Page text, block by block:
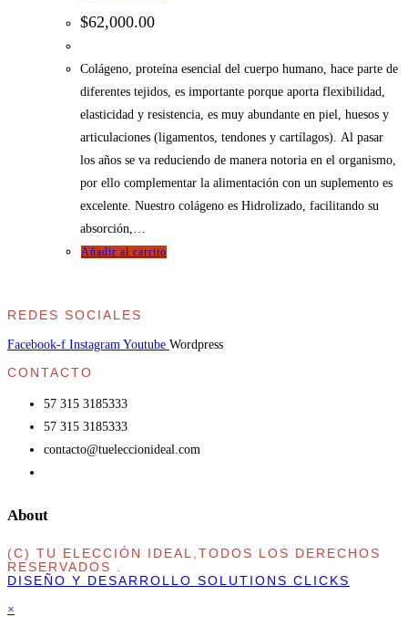
$62,000.00
Colágeno, proteína esencial del cuerpo humano, hace parte de
diferentes tejidos, es importante porque aporta flexibilidad,
elasticidad y resistencia, es muy abundante en piel, huesos y
articulaciones (ligamentos, tendones y cartílagos). Al pasar
los años se va reduciendo de manera notoria en el organismo,
por ello complementar la alimentación con un suplemento es
excelente. Nuestro colágeno es Hidrolizado, facilitando su
absorción,…
Añadir al carrito
REDES SOCIALES
Facebook-f Instagram Youtube Wordpress
CONTACTO
57 315 3185333
57 315 3185333
contacto@tueleccionideal.com
About
(C) TU ELECCIÓN IDEAL,TODOS LOS DERECHOS
RESERVADOS .
DISEÑO Y DESARROLLO SOLUTIONS CLICKS
×